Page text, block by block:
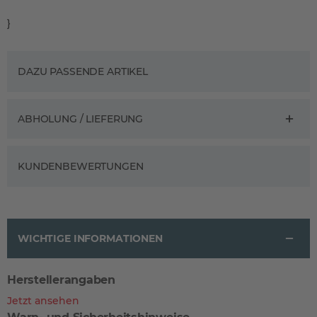
}
DAZU PASSENDE ARTIKEL
ABHOLUNG / LIEFERUNG
KUNDENBEWERTUNGEN
WICHTIGE INFORMATIONEN
Herstellerangaben
Jetzt ansehen